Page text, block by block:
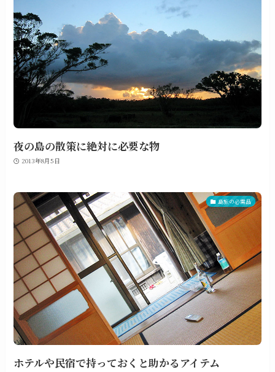
夜の島の散策に絶対に必要な物
2013年8月5日
島旅の必需品
ホテルや民宿で持っておくと助かるアイテム